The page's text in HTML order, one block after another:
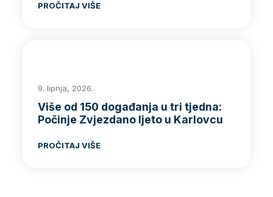
PROČITAJ VIŠE
9. lipnja, 2026.
Više od 150 događanja u tri tjedna:
Počinje Zvjezdano ljeto u Karlovcu
PROČITAJ VIŠE